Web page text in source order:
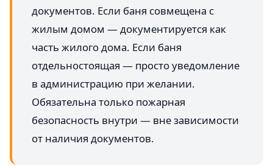
документов. Если баня совмещена с
жилым домом — документируется как
часть жилого дома. Если баня
отдельностоящая — просто уведомление
в администрацию при желании.
Обязательна только пожарная
безопасность внутри — вне зависимости
от наличия документов.